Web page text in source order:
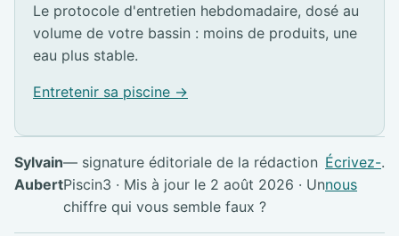
Le protocole d'entretien hebdomadaire, dosé au
volume de votre bassin : moins de produits, une
eau plus stable.
Entretenir sa piscine →
Sylvain
Aubert
— signature éditoriale de la rédaction
Piscin3 · Mis à jour le 2 août 2026 · Un
chiffre qui vous semble faux ?
Écrivez-
nous
.